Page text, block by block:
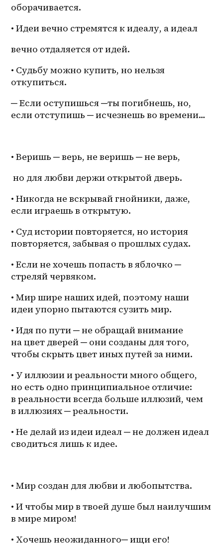
оборачивается.
• Идеи вечно стремятся к идеалу, а идеал
вечно отдаляется от идей.
• Судьбу можно купить, но нельзя
откупиться.
─ Если оступишься ─ты погибнешь, но,
если отступишь ─ исчезнешь во времени…
• Веришь ─ верь, не веришь ─ не верь,
но для любви держи открытой дверь.
• Никогда не вскрывай гнойники, даже,
если играешь в открытую.
• Суд истории повторяется, но история
повторяется, забывая о прошлых судах.
• Если не хочешь попасть в яблочко ─
стреляй червяком.
• Мир шире наших идей, поэтому наши
идеи упорно пытаются сузить мир.
• Идя по пути ─ не обращай внимание
на цвет дверей ─ они созданы для того,
чтобы скрыть цвет иных путей за ними.
• У иллюзии и реальности много общего,
но есть одно принципиальное отличие:
в реальности всегда больше иллюзий, чем
в иллюзиях ─ реальности.
• Не делай из идеи идеал ─ не должен идеал
сводиться лишь к идее.
• Мир создан для любви и любопытства.
• И чтобы мир в твоей душе был наилучшим
в мире миром!
• Хочешь неожиданного─ ищи его!